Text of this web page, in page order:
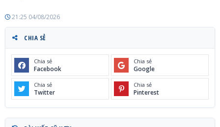
21:25 04/08/2026
CHIA SẺ
Chia sẻ
Facebook
Chia sẻ
Google
Chia sẻ
Twitter
Chia sẻ
Pinterest